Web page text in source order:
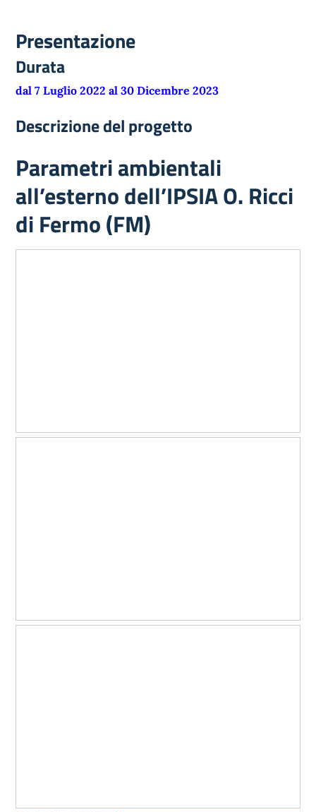
Presentazione
Durata
dal 7 Luglio 2022 al 30 Dicembre 2023
Descrizione del progetto
Parametri ambientali
all’esterno dell’IPSIA O. Ricci
di Fermo (FM)